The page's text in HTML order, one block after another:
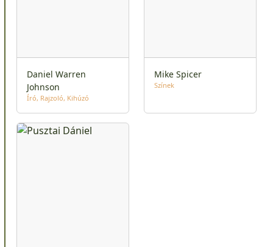
Daniel Warren
Johnson
Író Rajzoló Kihúzó
Mike Spicer
Színek